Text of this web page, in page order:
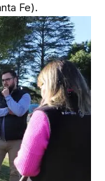
Fe).